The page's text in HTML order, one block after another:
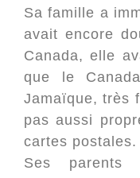
Sa famille a
avait encore
Canada, elle
que le
Jamaïque, très
pas aussi
cartes postales.
Ses parents